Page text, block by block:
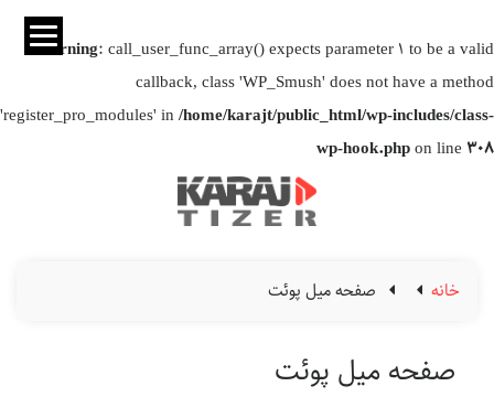
Warning: call_user_func_array() expects parameter 1 to be a valid
callback, class 'WP_Smush' does not have a method
'register_pro_modules' in/home/karajt/public_html/wp-includes/class-
wp-hook.phpon line 308
خانه صفحه میل پوئت
صفحه میل پوئت